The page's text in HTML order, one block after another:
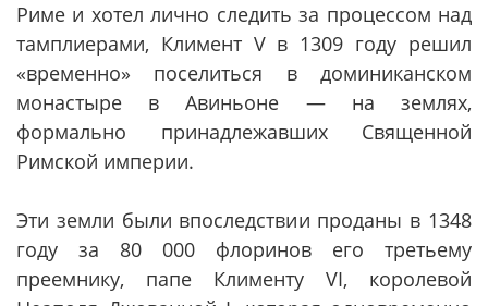
Риме и хотел лично следить за процессом над
тамплиерами, Климент V в 1309 году решил
«временно» поселиться в доминиканском
монастыре в Авиньоне — на землях,
формально принадлежавших Священной
Римской империи.
Эти земли были впоследствии проданы в 1348
году за 80 000 флоринов его третьему
преемнику, папе Клименту VI, королевой